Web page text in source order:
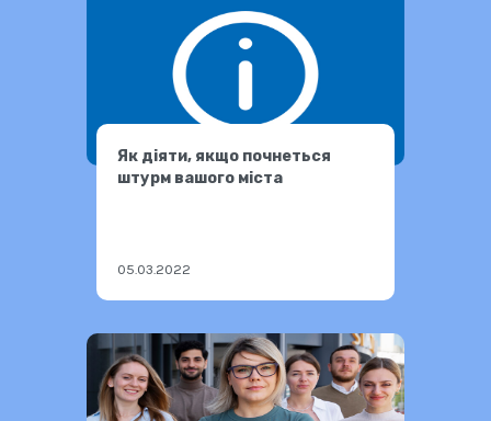
Як діяти, якщо почнеться
штурм вашого міста
05.03.2022